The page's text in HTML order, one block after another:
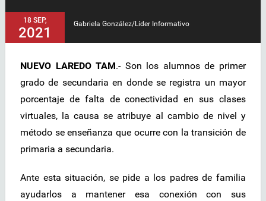
18 SEP,
2021
Gabriela González/Líder Informativo
NUEVO LAREDO TAM.- Son los alumnos de primer
grado de secundaria en donde se registra un mayor
porcentaje de falta de conectividad en sus clases
virtuales, la causa se atribuye al cambio de nivel y
método se enseñanza que ocurre con la transición de
primaria a secundaria.
Ante esta situación, se pide a los padres de familia
ayudarlos a mantener esa conexión con sus